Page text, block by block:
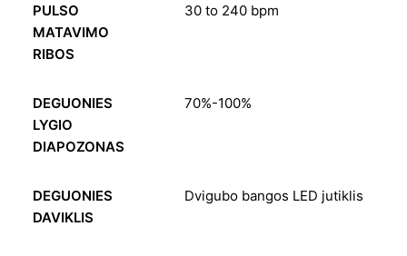
PULSO
MATAVIMO
RIBOS
30 to 240 bpm
DEGUONIES
LYGIO
DIAPOZONAS
70%-100%
DEGUONIES
DAVIKLIS
Dvigubo bangos LED jutiklis